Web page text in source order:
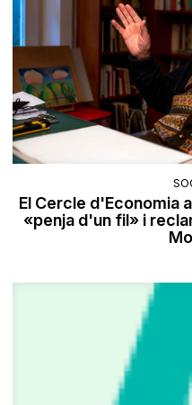
El Cercle d'Economia
«penja d'un fil» i